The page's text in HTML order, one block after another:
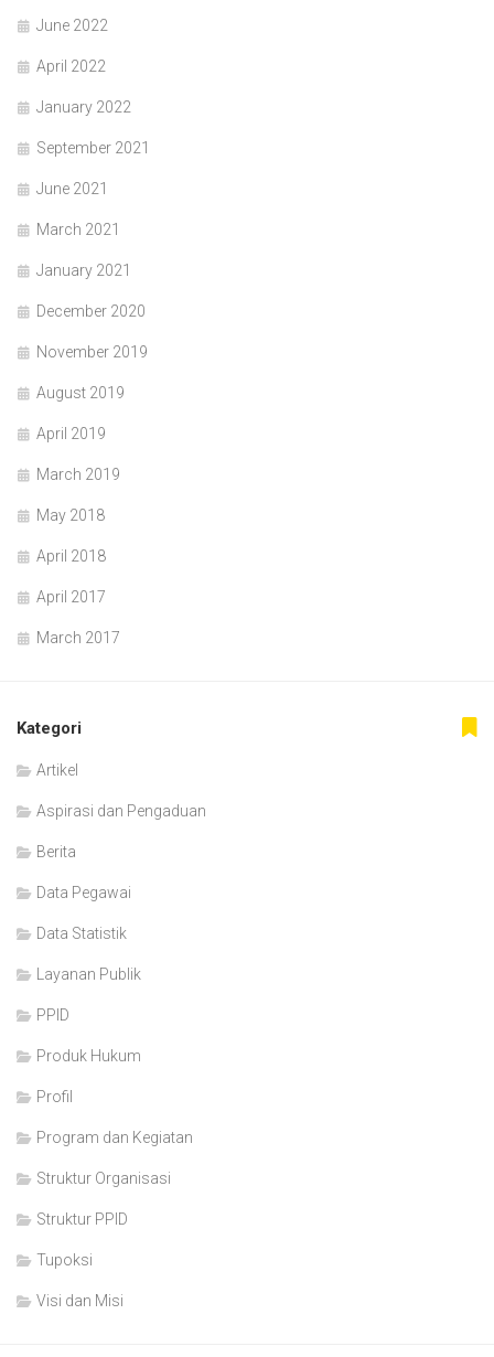
June 2022
April 2022
January 2022
September 2021
June 2021
March 2021
January 2021
December 2020
November 2019
August 2019
April 2019
March 2019
May 2018
April 2018
April 2017
March 2017
Kategori
Artikel
Aspirasi dan Pengaduan
Berita
Data Pegawai
Data Statistik
Layanan Publik
PPID
Produk Hukum
Profil
Program dan Kegiatan
Struktur Organisasi
Struktur PPID
Tupoksi
Visi dan Misi